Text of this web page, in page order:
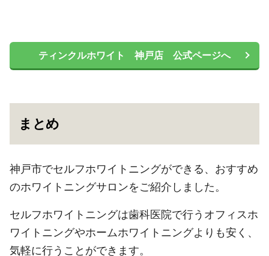
ティンクルホワイト 神戸店 公式ページへ
まとめ
神戸市でセルフホワイトニングができる、おすすめ
のホワイトニングサロンをご紹介しました。
セルフホワイトニングは歯科医院で行うオフィスホ
ワイトニングやホームホワイトニングよりも安く、
気軽に行うことができます。